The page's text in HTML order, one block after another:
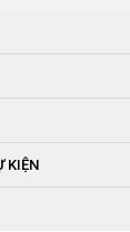
trương
hóa
tích
thành
đẹp, văn nghệ
KIỆN
ánh sáng